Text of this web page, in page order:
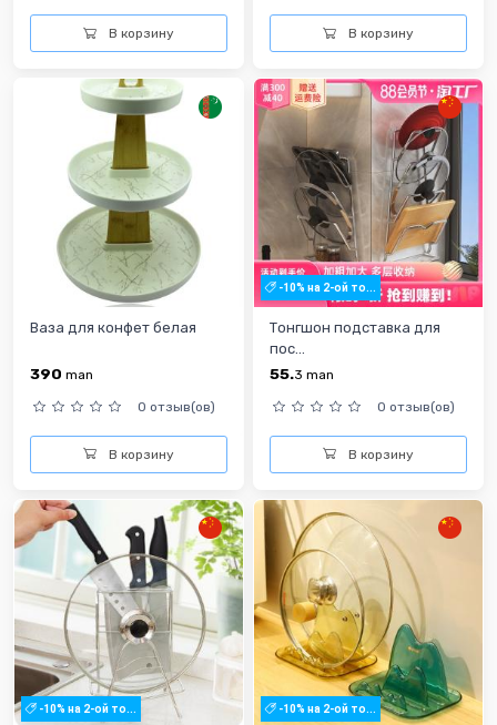
В корзину В корзину
Ваза для конфет белая
390 man
0 отзыв(ов)
В корзину
-10% на 2-ой то...
Тонгшон подставка для
пос...
55.3 man
0 отзыв(ов)
В корзину
-10% на 2-ой то... -10% на 2-ой то...